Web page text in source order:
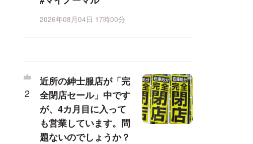
2026年08月04日 17時00分
近所の紳士服店が「完
全閉店セール」中です
が、4カ月目に入って
も営業しています。問
題ないのでしょうか？